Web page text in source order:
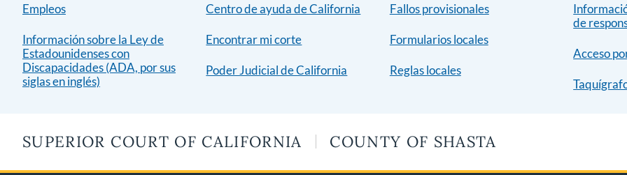
Empleos
Información sobre la Ley de
Estadounidenses con
Discapacidades (ADA, por sus
siglas en inglés)
Centro de ayuda de California
Encontrar mi corte
Poder Judicial de California
Fallos provisionales
Formularios locales
Reglas locales
de
Acceso
SUPERIOR COURT OF CALIFORNIA COUNTY OF SHASTA